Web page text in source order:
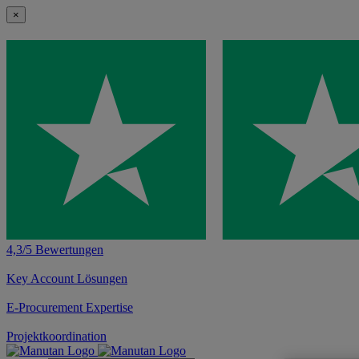
×
4,3/5 Bewertungen
Key Account Lösungen
E-Procurement Expertise
Projektkoordination